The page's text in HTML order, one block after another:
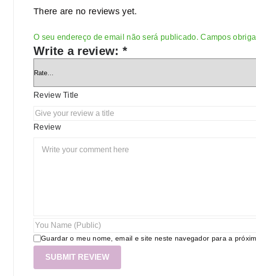
There are no reviews yet.
O seu endereço de email não será publicado. Campos
Write a review: *
Review Title
Review
Guardar o meu nome, email e site neste navegador para a
Alternative: